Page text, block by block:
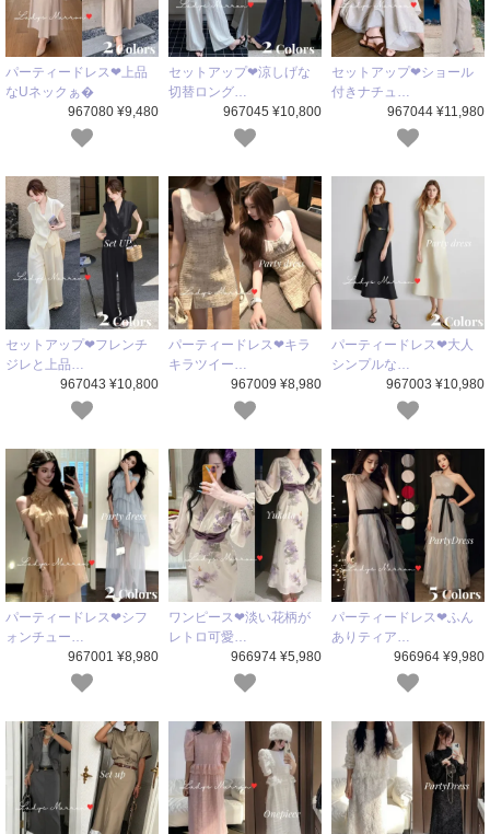
パーティードレス❤上品
なUネックぁ�
967080 ¥9,480
セットアップ❤涼しげな
切替ロング…
967045 ¥10,800
セットアップ❤ショール
付きナチュ…
967044 ¥11,980
セットアップ❤フレンチ
ジレと上品…
967043 ¥10,800
パーティードレス❤キラ
キラツイー…
967009 ¥8,980
パーティードレス❤大人
シンプルな…
967003 ¥10,980
パーティードレス❤シフ
ォンチュー…
967001 ¥8,980
ワンピース❤淡い花柄が
レトロ可愛…
966974 ¥5,980
パーティードレス❤ふん
ありティア…
966964 ¥9,980